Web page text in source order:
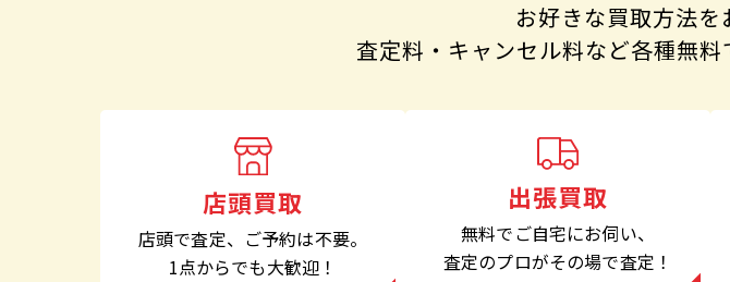
お好きな買取方法を
査定料・キャンセル料など各種無料
店頭買取
店頭で査定、 ご予約は不要。
1点からでも大歓迎！
出張買取
無料でご自宅にお伺い、
査定のプロがその場で査定！